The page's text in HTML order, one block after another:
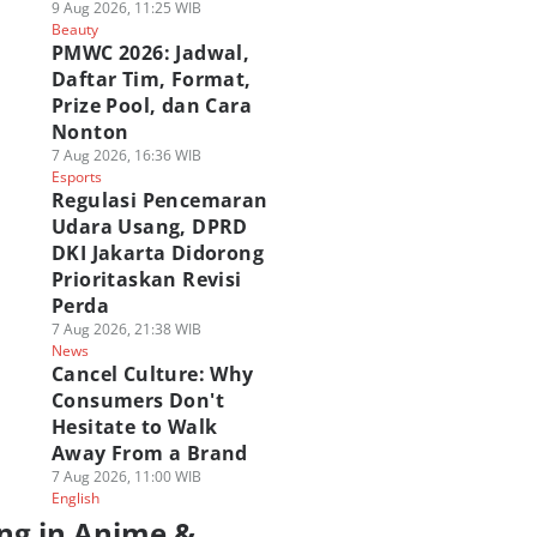
9 Aug 2026, 11:25 WIB
Beauty
PMWC 2026: Jadwal,
Daftar Tim, Format,
Prize Pool, dan Cara
Nonton
7 Aug 2026, 16:36 WIB
Esports
Regulasi Pencemaran
Udara Usang, DPRD
DKI Jakarta Didorong
Prioritaskan Revisi
Perda
7 Aug 2026, 21:38 WIB
News
Cancel Culture: Why
Consumers Don't
Hesitate to Walk
Away From a Brand
7 Aug 2026, 11:00 WIB
English